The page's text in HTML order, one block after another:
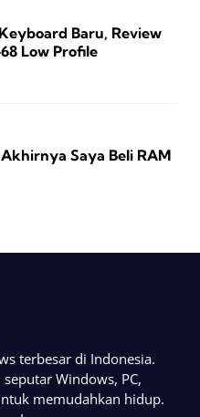
Baru, Review
Low Profile
Saya Beli RAM
terbesar di Indonesia.
Windows, PC,
memudahkan hidup.